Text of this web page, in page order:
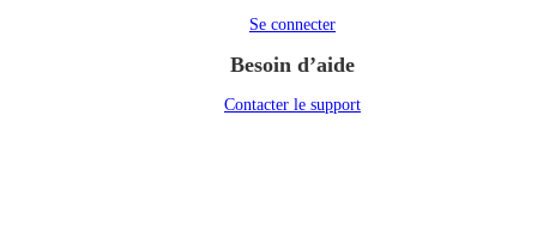
Se connecter
Besoin d’aide
Contacter le support